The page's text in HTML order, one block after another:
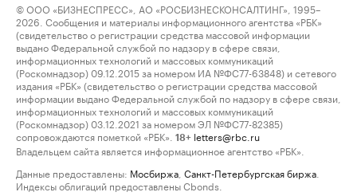
© ООО «БИЗНЕСПРЕСС», АО «РОСБИЗНЕСКОНСАЛТИНГ», 1995–
2026. Сообщения и материалы информационного агентства «РБК»
(свидетельство о регистрации средства массовой информации
выдано Федеральной службой по надзору в сфере связи,
информационных технологий и массовых коммуникаций
(Роскомнадзор) 09.12.2015 за номером ИА №ФС77-63848) и сетевого
издания «РБК» (свидетельство о регистрации средства массовой
информации выдано Федеральной службой по надзору в сфере связи,
информационных технологий и массовых коммуникаций
(Роскомнадзор) 03.12.2021 за номером ЭЛ №ФС77-82385)
сопровождаются пометкой «РБК».
18+ letters@rbc.ru
Владельцем сайта является информационное агентство «РБК».
Данные предоставлены: Мосбиржа Санкт-Петербургская биржа
Индексы облигаций предоставлены Cbonds.